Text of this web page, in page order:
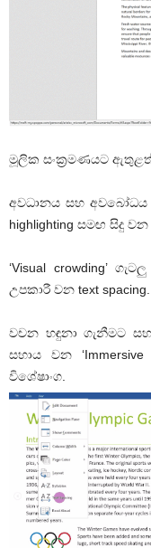
මූලික සංක්‍රමණයට
අවධානය සහ අවබෝධය
highlighting සමඟ සිදු වන
‘Visual crowding’
උපකාරී වන text spacing.
වචන හඳුනා ගැනීමට
සහාය වන
විශේෂාංග.